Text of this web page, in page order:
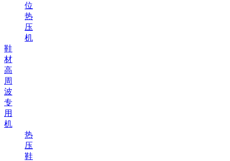
位
热
压
机
鞋
材
高
周
波
专
用
机
热
压
鞋